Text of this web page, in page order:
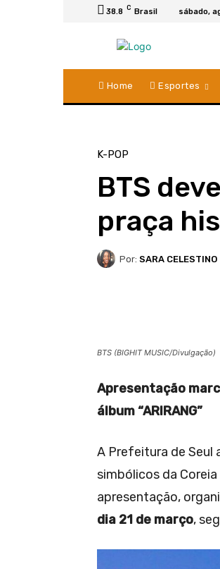
38.8 C Brasil sábado,
Home Esportes
K-POP
BTS
praça
Por: SARA CELESTINO
BTS (BIGHIT MUSIC/Divulgação)
Apresentação
álbum “ARIRANG”
A Prefeitura de Seul
simbólicos da Coreia
apresentação,
dia 21 de março,